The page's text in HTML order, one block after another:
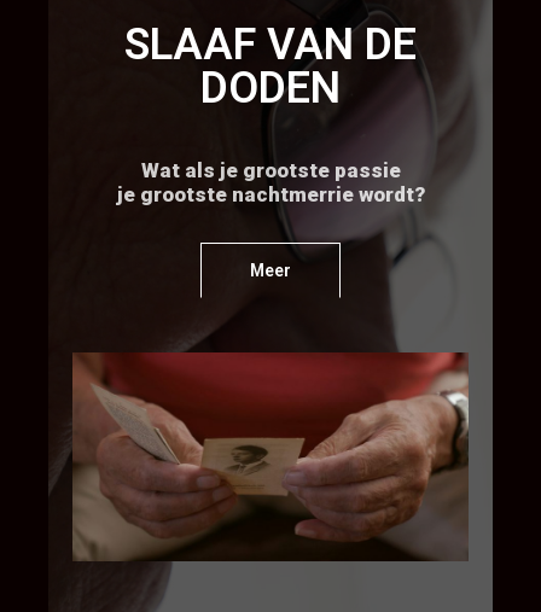
SLAAF VAN DE
DODEN
Wat als je grootste passie
je grootste nachtmerrie wordt?
Meer